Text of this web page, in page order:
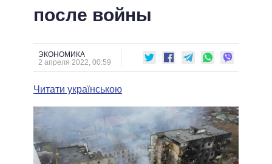
КАБИНЕТ МИНИСТРОВ
МЭРЫ
ВСЕ ПЕРСОНЫ
ПОДДЕРЖАТЬ
СРАВНЕНИЕ ПОЛИТИКОВ
после войны
ЭКОНОМИКА
2 апреля 2022, 00:59
Читати українською